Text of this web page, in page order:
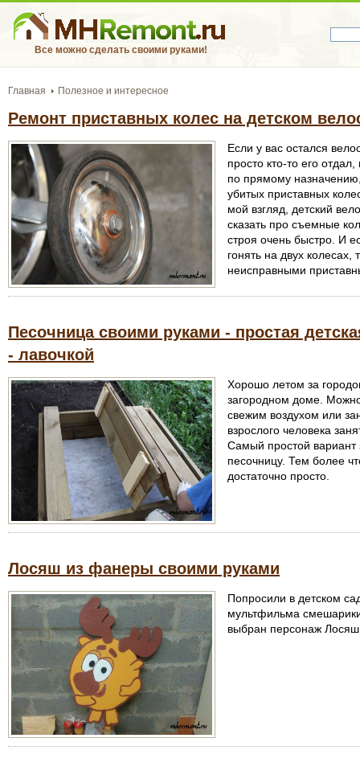
Все можно сделать своими руками!
Главная Полезное и интересное
Ремонт приставных колес на детском
Если у вас остался
просто кто-то его
по прямому
убитых приставных
мой взгляд, детский
сказать про съемные
строя очень быстро. И
гонять на двух колесах,
неисправными
Песочница своими руками - простая
- лавочкой
Хорошо летом за
загородном доме.
свежим воздухом или
взрослого человека
Самый простой вариант
песочницу. Тем более
достаточно просто.
Лосяш из фанеры своими руками
Попросили в детском
мультфильма
выбран персонаж